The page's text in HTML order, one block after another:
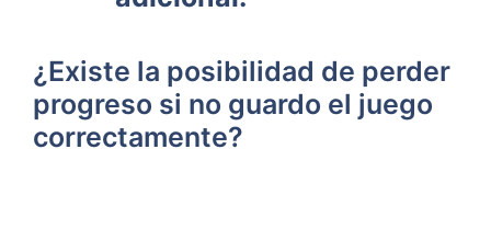
¿Existe la ​posibilidad de perder
progreso si no guardo el juego
correctamente?